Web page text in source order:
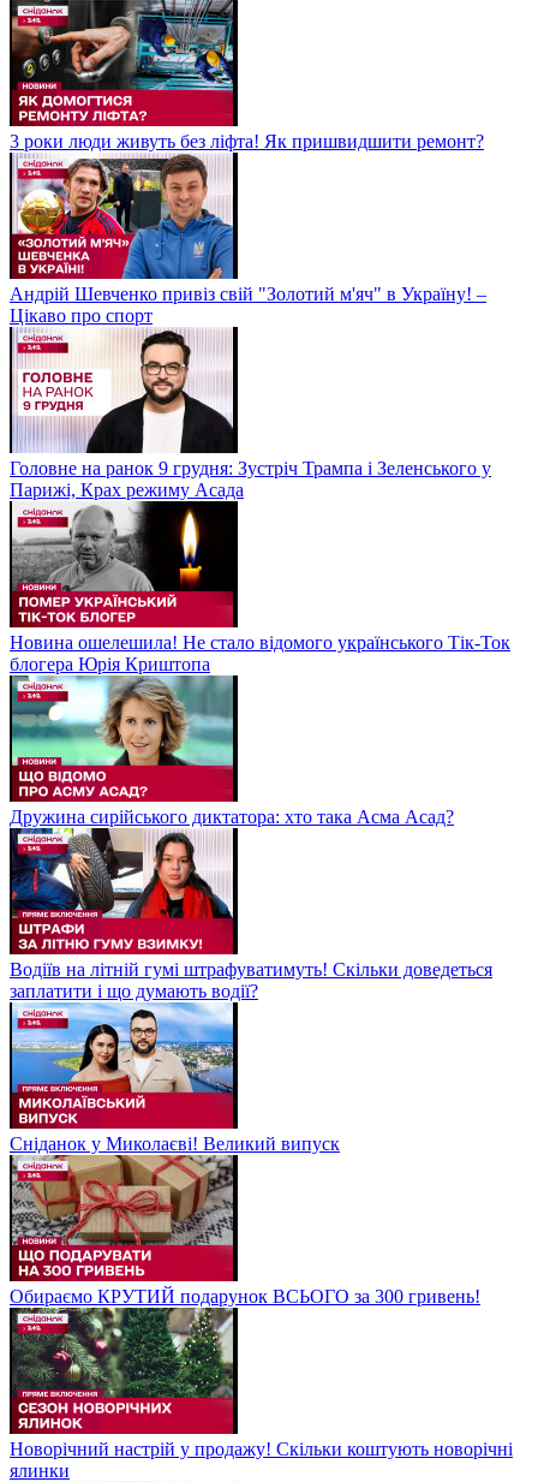
3 роки люди живуть без ліфта! Як пришвидшити ремонт?
Андрій Шевченко привіз свій "Золотий м'яч" в Україну! –
Цікаво про спорт
Головне на ранок 9 грудня: Зустріч Трампа і Зеленського у
Парижі, Крах режиму Асада
Новина ошелешила! Не стало відомого українського Тік-Ток
блогера Юрія Криштопа
Дружина сирійського диктатора: хто така Асма Асад?
Водіїв на літній гумі штрафуватимуть! Скільки доведеться
заплатити і що думають водії?
Сніданок у Миколаєві! Великий випуск
Обираємо КРУТИЙ подарунок ВСЬОГО за 300 гривень!
Новорічний настрій у продажу! Скільки коштують новорічні
ялинки